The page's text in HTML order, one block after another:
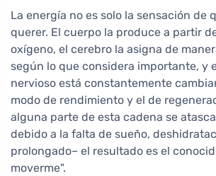
La energía no es solo la sensación de
querer. El cuerpo la produce a partir
oxígeno, el cerebro la asigna de
según lo que considera importante, y
nervioso está constantemente
modo de rendimiento y el de
alguna parte de esta cadena se
debido a la falta de sueño,
prolongado– el resultado es el
moverme".